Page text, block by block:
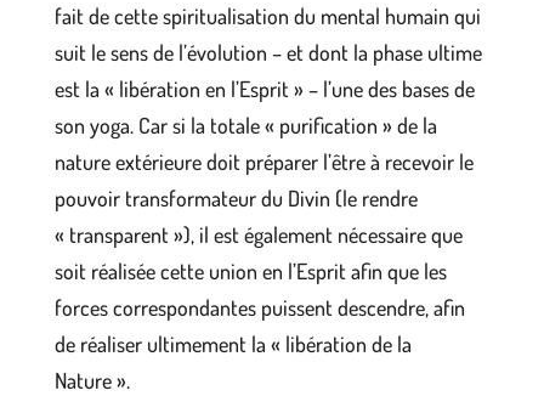
fait de cette spiritualisation du mental humain qui
suit le sens de l’évolution – et dont la phase ultime
est la « libération en l’Esprit » – l’une des bases de
son yoga. Car si la totale « purification » de la
nature extérieure doit préparer l’être à recevoir le
pouvoir transformateur du Divin (le rendre
« transparent »), il est également nécessaire que
soit réalisée cette union en l’Esprit afin que les
forces correspondantes puissent descendre, afin
de réaliser ultimement la « libération de la
Nature ».